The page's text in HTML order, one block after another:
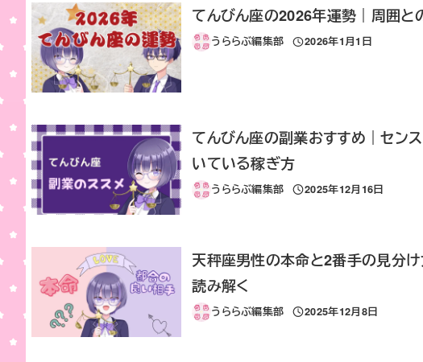
てんびん座の2026年運勢｜周囲と
うららぶ編集部
投稿日
2026年1月1日
てんびん座の副業おすすめ｜セン
いている稼ぎ方
うららぶ編集部
投稿日
2025年12月16日
天秤座男性の本命と2番手の見分
読み解く
うららぶ編集部
投稿日
2025年12月8日